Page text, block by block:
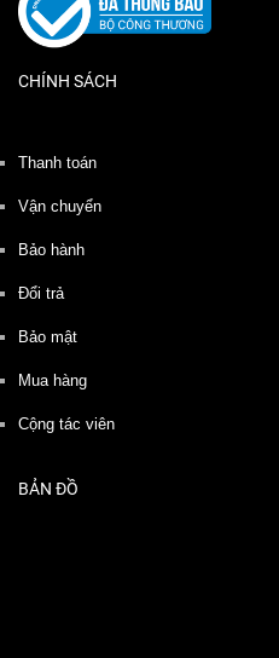
CHÍNH SÁCH
Thanh toán
Vận chuyển
Bảo hành
Đổi trả
Bảo mật
Mua hàng
Cộng tác viên
BẢN ĐỒ